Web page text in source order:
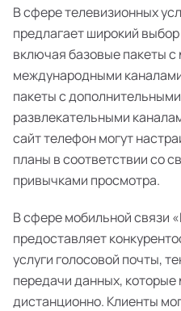
В сфере телевизионных
предлагает широкий
включая базовые пакеты
международными
пакеты с
развлекательными
сайт телефон могут
планы в соответствии со
привычками просмотра.
В сфере мобильной связи
предоставляет
услуги голосовой почты,
передачи данных,
дистанционно. Клиенты